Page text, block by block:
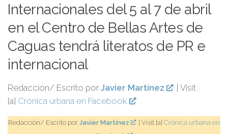
Internacionales del 5 al 7 de abril
en el Centro de Bellas Artes de
Caguas tendrá literatos de PR e
internacional
Redacción/ Escrito por Javier Martínez
| Visit
[a] Crónica urbana en Facebook
Redacción/ Escrito por Javier Martínez | Visit [a]Crónica urbana en